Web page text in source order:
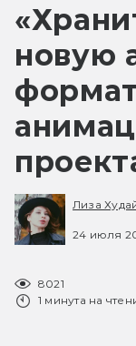
новую
Лиза
24 июля
8021
1 минута на